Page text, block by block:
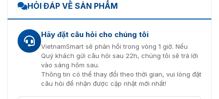
Đầu vào báo động
2 (hỗ trợ nút thoát hoặc đầu vào
cảm biến cửa)
Đầu vào nguồn
cung cấp
Đầu vào 12VDC
TAMPER
Cổng gỡ lỗi 1
HỎI ĐÁP VỀ SẢN PHẨM
Hãy đặt câu hỏi cho chúng tôi
VietnamSmart sẽ phản hồi trong vòng 1 giờ. Nếu
Quý khách gửi câu hỏi sau 22h, chúng tôi sẽ trả lời
vào sáng hôm sau.
Thông tin có thể thay đổi theo thời gian, vui lòng đặt
câu hỏi để nhận được cập nhật mới nhất!